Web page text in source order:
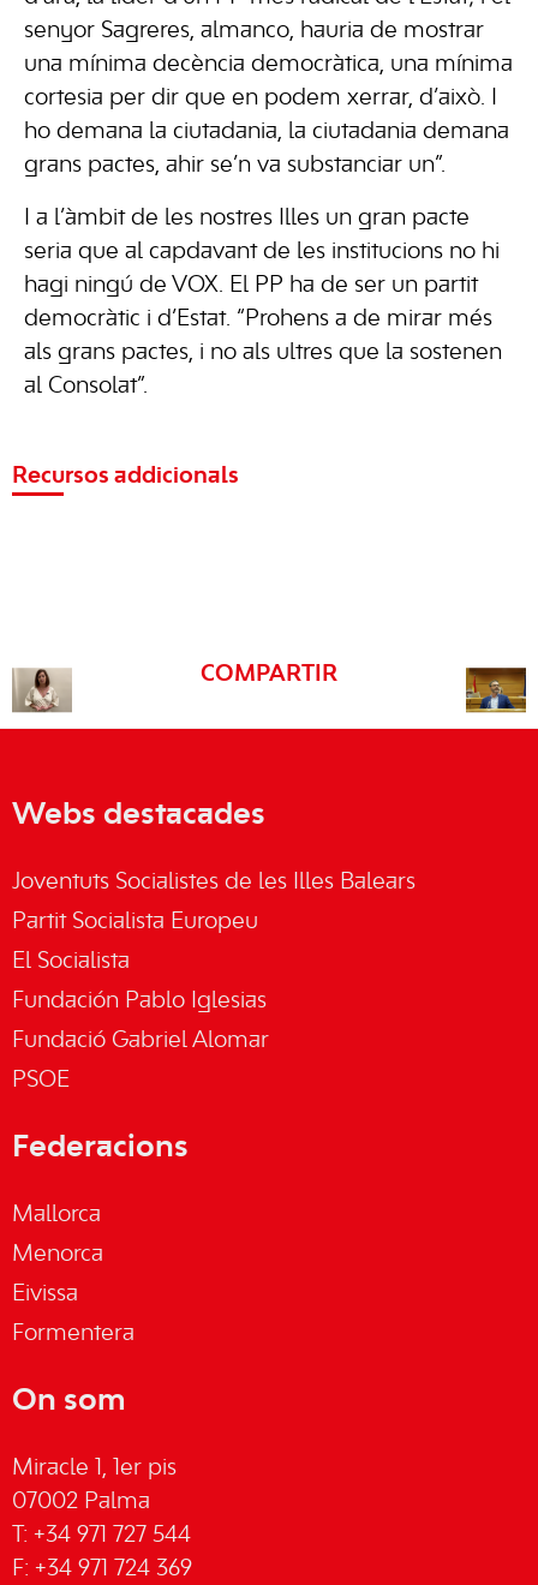
senyor Sagreres, almanco, hauria de mostrar
una mínima decència democràtica, una mínima
cortesia per dir que en podem xerrar, d’això. I
ho demana la ciutadania, la ciutadania demana
grans pactes, ahir se’n va substanciar un”.
I a l’àmbit de les nostres Illes un gran pacte
seria que al capdavant de les institucions no hi
hagi ningú de VOX. El PP ha de ser un partit
democràtic i d’Estat. “Prohens a de mirar més
als grans pactes, i no als ultres que la sostenen
al Consolat”.
Recursos addicionals
COMPARTIR
Webs destacades
Joventuts Socialistes de les Illes Balears
Partit Socialista Europeu
El Socialista
Fundación Pablo Iglesias
Fundació Gabriel Alomar
PSOE
Federacions
Mallorca
Menorca
Eivissa
Formentera
On som
Miracle 1, 1er pis
07002 Palma
T: +34 971 727 544
F: +34 971 724 369